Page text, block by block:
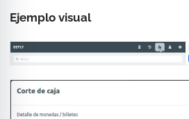
Ejemplo visual